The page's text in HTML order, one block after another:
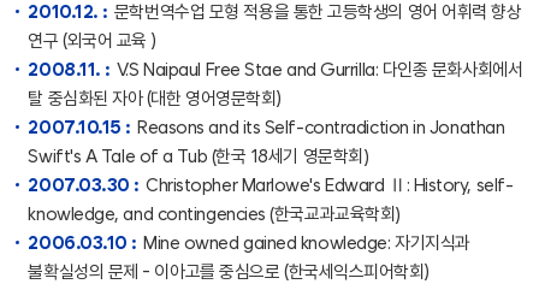
2010.12. : 문학번역수업 모형 적용을 통한 고등학생의 영어 어휘력 향상
연구 (외국어 교육 )
2008.11. : V.S Naipaul Free Stae and Gurrilla: 다인종 문화사회에서
탈 중심화된 자아 (대한 영어영문학회)
2007.10.15 : Reasons and its Self-contradiction in Jonathan
Swift's A Tale of a Tub (한국 18세기 영문학회)
2007.03.30 : Christopher Marlowe's Edward Ⅱ: History, self-
knowledge, and contingencies (한국교과교육학회)
2006.03.10 : Mine owned gained knowledge: 자기지식과
불확실성의 문제 - 이아고를 중심으로 (한국세익스피어학회)